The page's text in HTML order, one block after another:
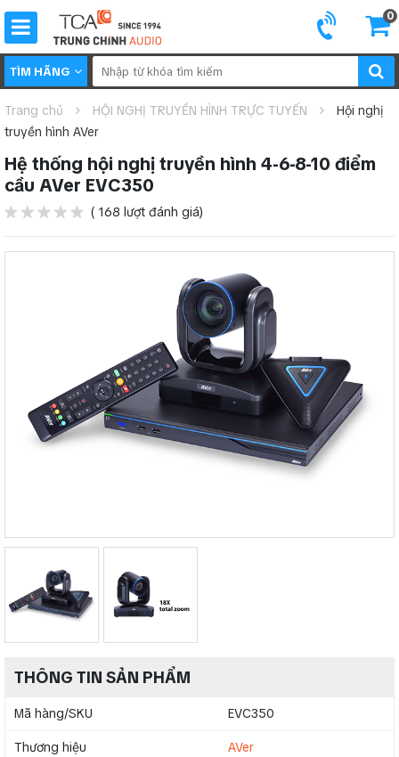
0
TÌM HÃNG
Trang chủ HỘI NGHỊ TRUYỀN HÌNH TRỰC TUYẾN
Hội nghị
truyền hình AVer
Hệ thống hội nghị truyền hình 4-6-8-10 điểm
cầu AVer EVC350
( 168 lượt đánh giá)
THÔNG TIN SẢN PHẨM
Mã hàng/SKU EVC350
Thương hiệu AVer